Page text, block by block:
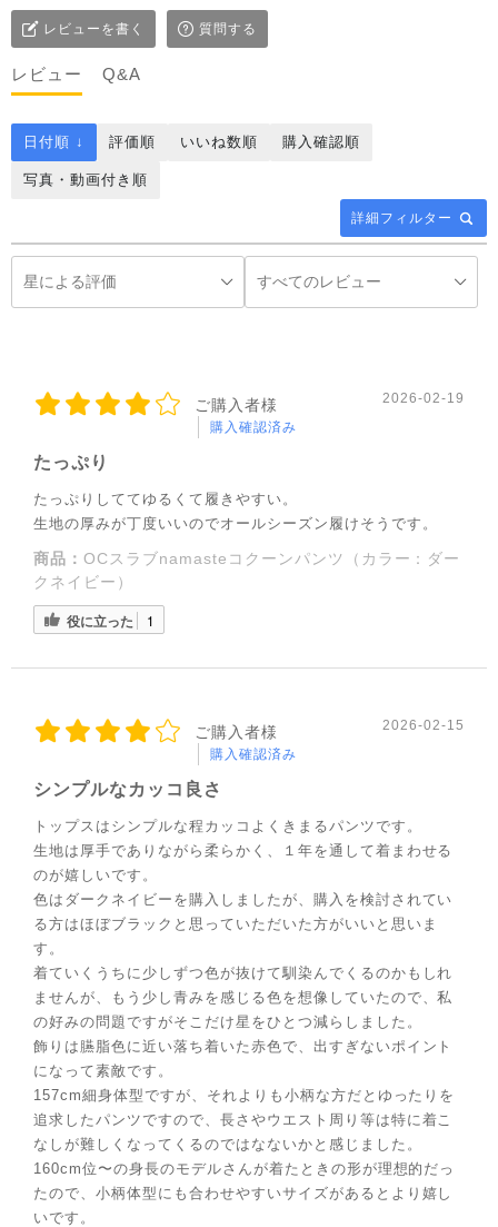
レビューを書く 質問する
レビュー Q&A
詳細フィルター
日付順 ↓ 評価順 いいね数順 購入確認順
写真・動画付き順
ご購入者様
購入確認済み
2026-02-19
たっぷり
たっぷりしててゆるくて履きやすい。
生地の厚みが丁度いいのでオールシーズン履けそうです。
商品： OCスラブnamasteコクーンパンツ（カラー：ダー
クネイビー）
役に立った 1
ご購入者様
購入確認済み
2026-02-15
シンプルなカッコ良さ
トップスはシンプルな程カッコよくきまるパンツです。
生地は厚手でありながら柔らかく、１年を通して着まわせる
のが嬉しいです。
色はダークネイビーを購入しましたが、購入を検討されてい
る方はほぼブラックと思っていただいた方がいいと思いま
す。
着ていくうちに少しずつ色が抜けて馴染んでくるのかもしれ
ませんが、もう少し青みを感じる色を想像していたので、私
の好みの問題ですがそこだけ星をひとつ減らしました。
飾りは臙脂色に近い落ち着いた赤色で、出すぎないポイント
になって素敵です。
157cm細身体型ですが、それよりも小柄な方だとゆったりを
追求したパンツですので、長さやウエスト周り等は特に着こ
なしが難しくなってくるのではなないかと感じました。
160cm位〜の身長のモデルさんが着たときの形が理想的だっ
たので、小柄体型にも合わせやすいサイズがあるとより嬉し
いです。